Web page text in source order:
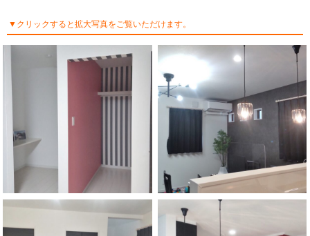
▼クリックすると拡大写真をご覧いただけます。